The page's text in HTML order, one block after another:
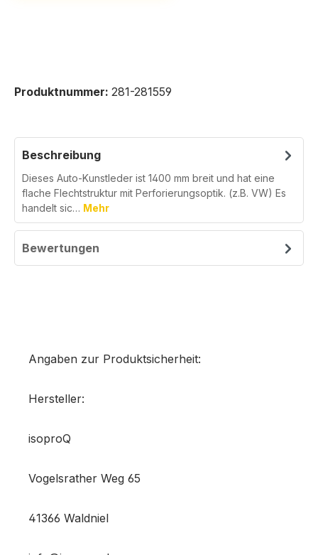
Produktnummer: 281-281559
Beschreibung
Dieses Auto-Kunstleder ist 1400 mm breit und hat eine
flache Flechtstruktur mit Perforierungsoptik. (z.B. VW) Es
handelt sic… Mehr
Bewertungen
Angaben zur Produktsicherheit:
Hersteller:
isoproQ
Vogelsrather Weg 65
41366 Waldniel